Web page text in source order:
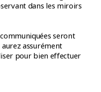
dans les miroirs
seront
assurément
pour bien effectuer